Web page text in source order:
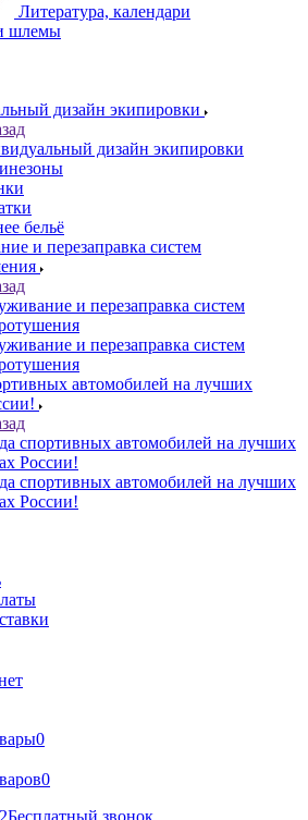
Литература, календари
шлемы
дизайн экипировки
дизайн экипировки
бельё
и перезаправка систем
и перезаправка систем
и перезаправка систем
автомобилей на лучших
спортивных автомобилей на лучших
России!
спортивных автомобилей на лучших
России!
0
0
Бесплатный звонок